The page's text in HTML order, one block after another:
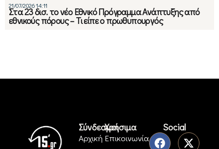
21/07/2026 14:11
Στα 23 δισ. το νέο Εθνικό Πρόγραμμα Ανάπτυξης από
εθνικούς πόρους – Τι είπε ο πρωθυπουργός
Σύνδεσμοι
Αρχική
Χρήσιμα
Επικοινωνία
Social